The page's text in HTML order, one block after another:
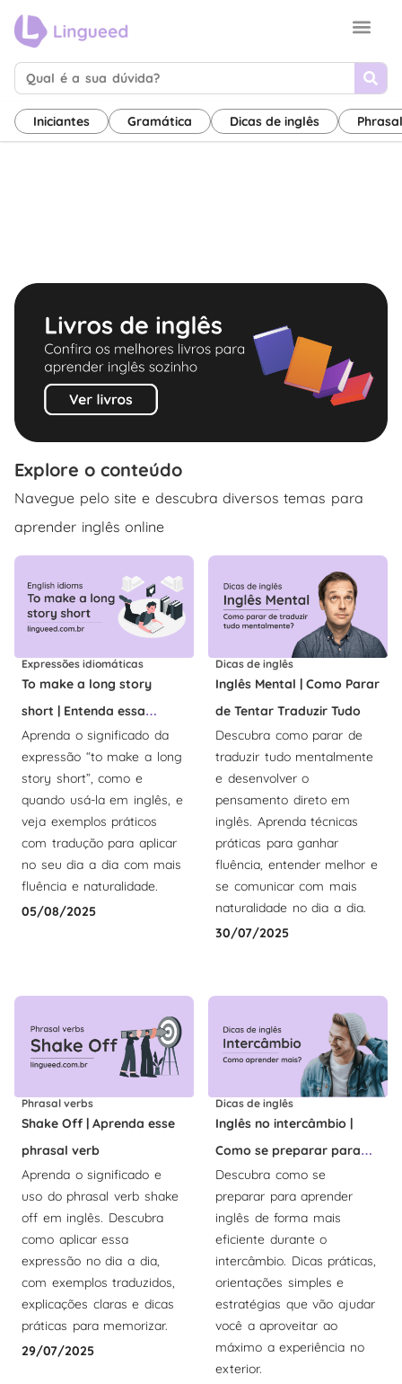
Iniciantes Gramática Dicas de inglês
Explore o conteúdo
Navegue pelo site e descubra diversos temas para
aprender inglês online
Expressões idiomáticas
To make a long story
short | Entenda essa
expressão
Aprenda o significado da
expressão “to make a long
story short”, como e
quando usá-la em inglês, e
veja exemplos práticos
com tradução para aplicar
no seu dia a dia com mais
fluência e naturalidade.
05/08/2025
Dicas de inglês
Inglês Mental | Como Parar
de Tentar Traduzir Tudo
Descubra como parar de
traduzir tudo mentalmente
e desenvolver o
pensamento direto em
inglês. Aprenda técnicas
práticas para ganhar
fluência, entender melhor e
se comunicar com mais
naturalidade no dia a dia.
30/07/2025
Phrasal verbs
Shake Off | Aprenda esse
phrasal verb
Aprenda o significado e
uso do phrasal verb shake
off em inglês. Descubra
como aplicar essa
expressão no dia a dia,
com exemplos traduzidos,
explicações claras e dicas
práticas para memorizar.
29/07/2025
Dicas de inglês
Inglês no intercâmbio |
Como se preparar para
aprender mais
Descubra como se
preparar para aprender
inglês de forma mais
eficiente durante o
intercâmbio. Dicas práticas,
orientações simples e
estratégias que vão ajudar
você a aproveitar ao
máximo a experiência no
exterior.